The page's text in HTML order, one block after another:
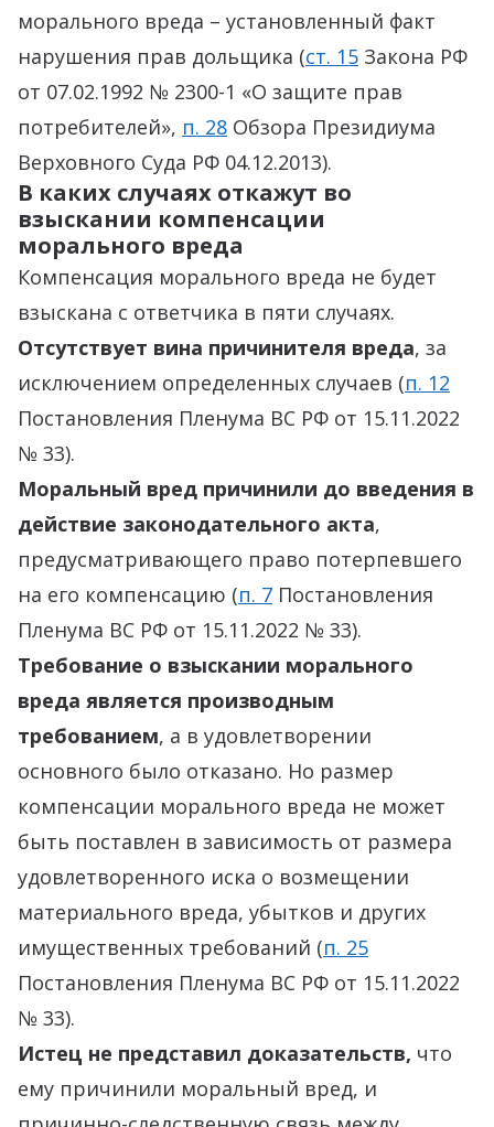
морального вреда – установленный факт
нарушения прав дольщика (ст. 15 Закона РФ
от 07.02.1992 № 2300-1 «О защите прав
потребителей», п. 28 Обзора Президиума
Верховного Суда РФ 04.12.2013).
В каких случаях откажут во
взыскании компенсации
морального вреда
Компенсация морального вреда не будет
взыскана с ответчика в пяти случаях.
Отсутствует вина причинителя вреда, за
исключением определенных случаев (п. 12
Постановления Пленума ВС РФ от 15.11.2022
№ 33).
Моральный вред причинили до введения в
действие законодательного акта,
предусматривающего право потерпевшего
на его компенсацию (п. 7 Постановления
Пленума ВС РФ от 15.11.2022 № 33).
Требование о взыскании морального
вреда является производным
требованием, а в удовлетворении
основного было отказано. Но размер
компенсации морального вреда не может
быть поставлен в зависимость от размера
удовлетворенного иска о возмещении
материального вреда, убытков и других
имущественных требований (п. 25
Постановления Пленума ВС РФ от 15.11.2022
№ 33).
Истец не представил доказательств, что
ему причинили моральный вред, и